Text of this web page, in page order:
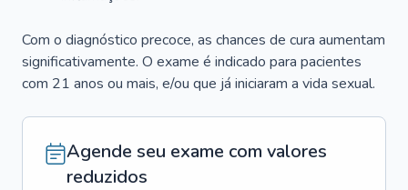
Com o diagnóstico precoce, as chances de cura aumentam
significativamente. O exame é indicado para pacientes
com 21 anos ou mais, e/ou que já iniciaram a vida sexual.
Agende seu exame com valores
reduzidos